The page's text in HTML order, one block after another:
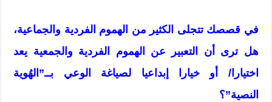
في قصصك تتجلى الكثير من الهموم الفردية والجماعية،
هل ترى أن التعبير عن الهموم الفردية والجمعية يعد
اختيارا/ أو خيارا إبداعيا لصياغة الوعي بــ”الهُوية
النصية”؟